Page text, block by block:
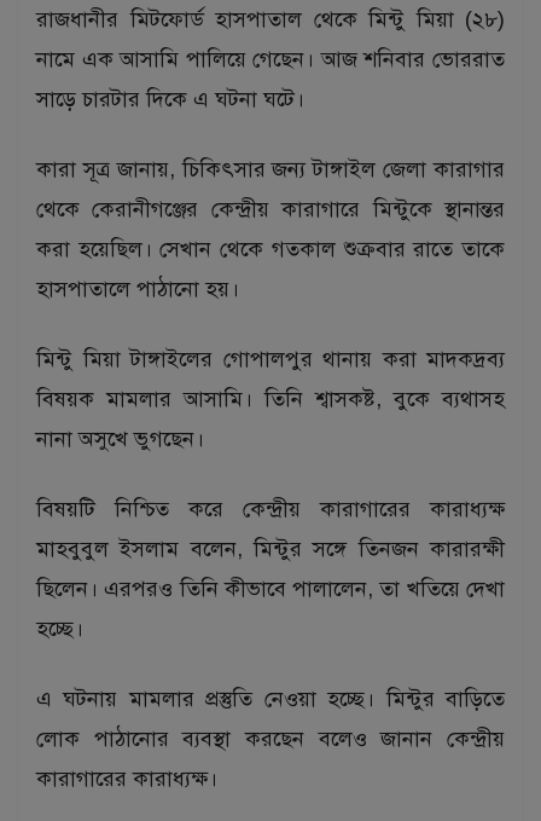
রাজধানীর মিটফোর্ড হাসপাতাল থেকে মিন্টু মিয়া (২৮)
নামে এক আসামি পালিয়ে গেছেন। আজ শনিবার ভোররাত
সাড়ে চারটার দিকে এ ঘটনা ঘটে।
কারা সূত্র জানায়, চিকিৎসার জন্য টাঙ্গাইল জেলা কারাগার
থেকে কেরানীগঞ্জের কেন্দ্রীয় কারাগারে মিন্টুকে স্থানান্তর
করা হয়েছিল। সেখান থেকে গতকাল শুক্রবার রাতে তাকে
হাসপাতালে পাঠানো হয়।
মিন্টু মিয়া টাঙ্গাইলের গোপালপুর থানায় করা মাদকদ্রব্য
বিষয়ক মামলার আসামি। তিনি শ্বাসকষ্ট, বুকে ব্যথাসহ
নানা অসুখে ভুগছেন।
বিষয়টি নিশ্চিত করে কেন্দ্রীয় কারাগারের কারাধ্যক্ষ
মাহবুবুল ইসলাম বলেন, মিন্টুর সঙ্গে তিনজন কারারক্ষী
ছিলেন। এরপরও তিনি কীভাবে পালালেন, তা খতিয়ে দেখা
হচ্ছে।
এ ঘটনায় মামলার প্রস্তুতি নেওয়া হচ্ছে। মিন্টুর বাড়িতে
লোক পাঠানোর ব্যবস্থা করছেন বলেও জানান কেন্দ্রীয়
কারাগারের কারাধ্যক্ষ।